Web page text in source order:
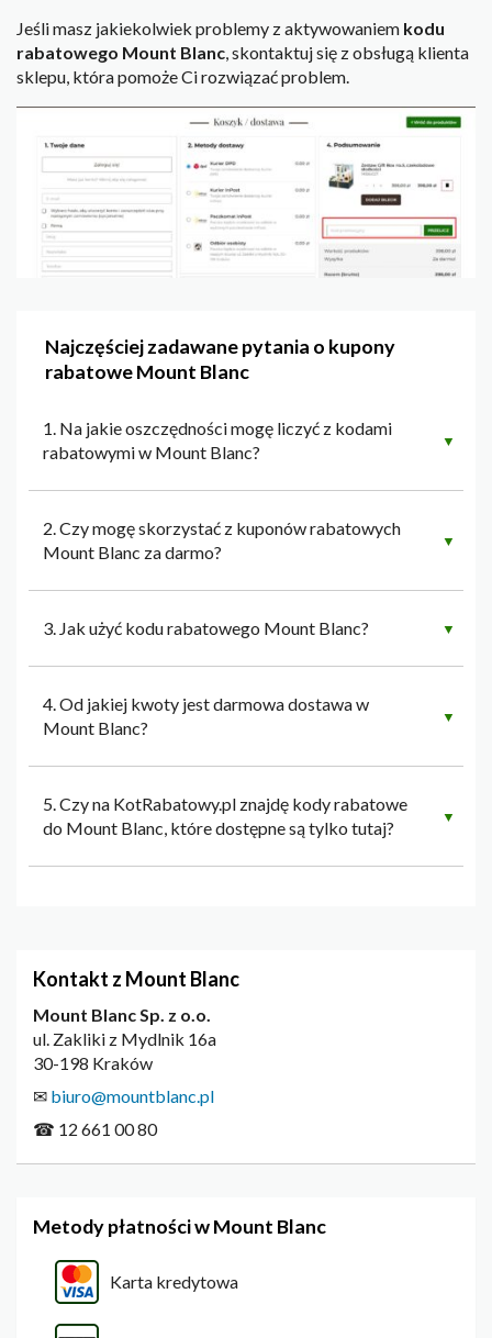
Jeśli masz jakiekolwiek problemy z aktywowaniem kodu
rabatowego Mount Blanc, skontaktuj się z obsługą klienta
sklepu, która pomoże Ci rozwiązać problem.
Najczęściej zadawane pytania o kupony
rabatowe Mount Blanc
1. Na jakie oszczędności mogę liczyć z kodami
rabatowymi w Mount Blanc?
▼
2. Czy mogę skorzystać z kuponów rabatowych
Mount Blanc za darmo?
▼
3. Jak użyć kodu rabatowego Mount Blanc? ▼
4. Od jakiej kwoty jest darmowa dostawa w
Mount Blanc?
▼
5. Czy na KotRabatowy.pl znajdę kody rabatowe
do Mount Blanc, które dostępne są tylko tutaj?
▼
Kontakt z Mount Blanc
Mount Blanc Sp. z o.o.
ul. Zakliki z Mydlnik 16a
30-198 Kraków
✉ biuro@mountblanc.pl
☎ 12 661 00 80
Metody płatności w Mount Blanc
Karta kredytowa